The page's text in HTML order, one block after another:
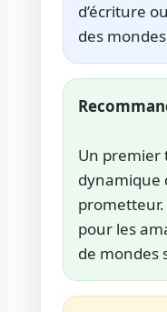
d’écriture
des
Un premier
dynamique
pour les
de mondes